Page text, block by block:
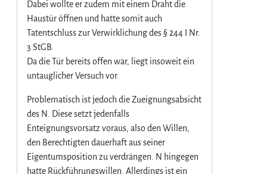
Dabei wollte er zudem mit einem Draht die
Haustür öffnen und hatte somit auch
Tatentschluss zur Verwirklichung des § 244 I Nr.
3 StGB.
Da die Tür bereits offen war, liegt insoweit ein
untauglicher Versuch vor.
Problematisch ist jedoch die Zueignungsabsicht
des N. Diese setzt jedenfalls
Enteignungsvorsatz voraus, also den Willen,
den Berechtigten dauerhaft aus seiner
Eigentumsposition zu verdrängen. N hingegen
hatte Rückführungswillen. Allerdings ist ein